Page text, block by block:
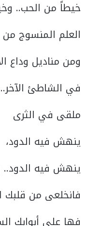
خيطاً من الحب..
العلم المنسوج من
ومن مناديل وداع
في الشاطئ الآخر..
ملقى في الثرى
ينهش فيه الدود،
ينهش فيه الدود..
فانخلعى من قلبك
فها على أبوابك